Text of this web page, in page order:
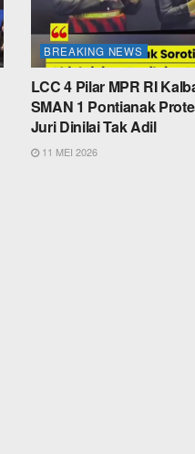
BREAKING NEWS
LCC 4 Pilar MPR RI
SMAN 1 Pontianak
Juri Dinilai Tak Adil